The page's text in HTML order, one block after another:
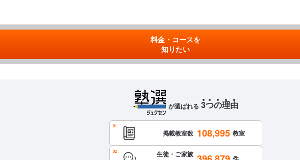
料金・コースを
知りたい
が選ばれる 3つの理由
掲載教室数 108,995 教室
生徒・ご家族